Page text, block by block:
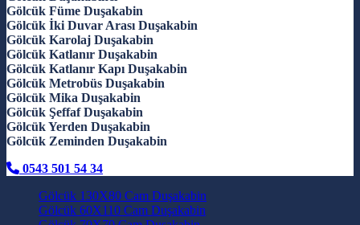
Gölcük Füme Duşakabin
Gölcük İki Duvar Arası Duşakabin
Gölcük Karolaj Duşakabin
Gölcük Katlanır Duşakabin
Gölcük Katlanır Kapı Duşakabin
Gölcük Metrobüs Duşakabin
Gölcük Mika Duşakabin
Gölcük Şeffaf Duşakabin
Gölcük Yerden Duşakabin
Gölcük Zeminden Duşakabin
0543 501 54 34
Gölcük 130X80 Cam Duşakabin
Gölcük 60X110 Cam Duşakabin